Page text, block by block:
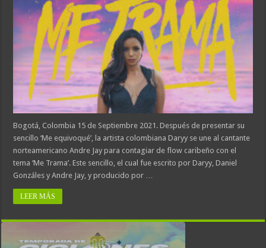
Bogotá, Colombia 15 de Septiembre 2021. Después de presentar su
sencillo ‘Me equivoqué’, la artista colombiana Daryy se une al cantante
norteamericano Andre Jay para contagiar de flow caribeño con el
tema ‘Me Trama’. Este sencillo, el cual fue escrito por Daryy, Daniel
Gonzáles y Andre Jay, y producido por …
LEER MÁS